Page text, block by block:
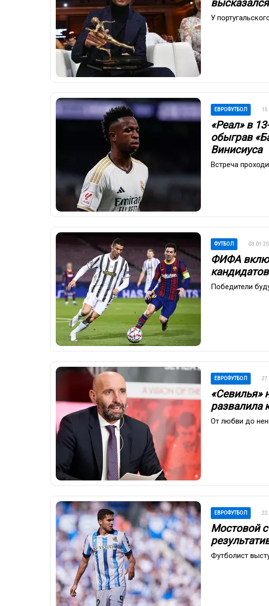
У
ЕВРОФУТБОЛ
«Реал» в
обыграв
Винисиуса
Встреча
ФУТБОЛ
ФИФА
Победители
ЕВРОФУТБОЛ
«Севилья»
развалила
От любви до
ЕВРОФУТБОЛ
Мостовой
Футболист